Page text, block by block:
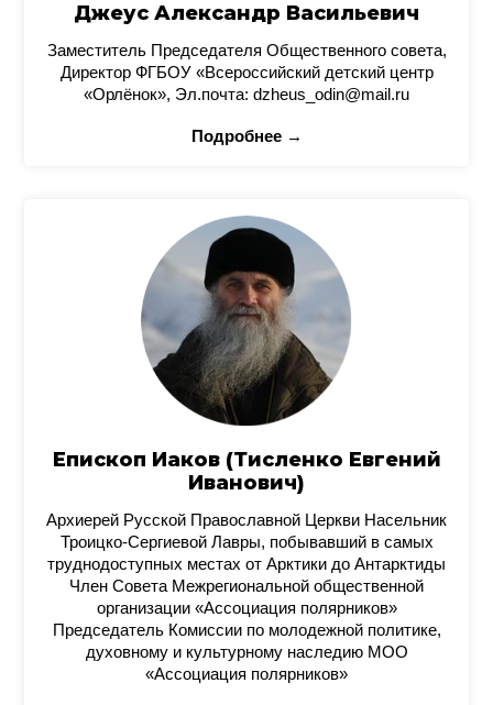
Джеус Александр Васильевич
Заместитель Председателя Общественного совета,
Директор ФГБОУ «Всероссийский детский центр
«Орлёнок», Эл.почта: dzheus_odin@mail.ru
Подробнее →
Епископ Иаков (Тисленко Евгений
Иванович)
Архиерей Русской Православной Церкви Насельник
Троицко-Сергиевой Лавры, побывавший в самых
труднодоступных местах от Арктики до Антарктиды
Член Совета Межрегиональной общественной
организации «Ассоциация полярников»
Председатель Комиссии по молодежной политике,
духовному и культурному наследию МОО
«Ассоциация полярников»